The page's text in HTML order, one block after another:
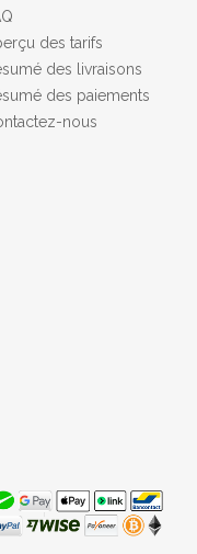
des tarifs
des livraisons
des paiements
nous